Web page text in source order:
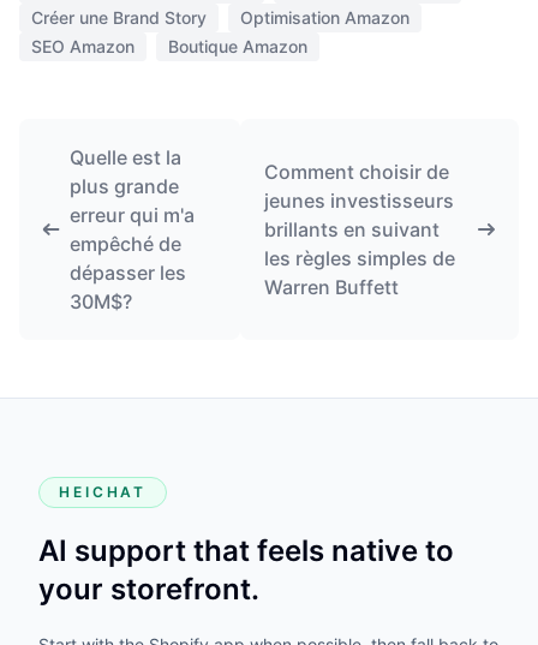
Créer une Brand Story
Optimisation Amazon
SEO Amazon
Boutique Amazon
Quelle est la
plus grande
erreur qui m'a
empêché de
dépasser les
30M$?
Comment choisir de
jeunes investisseurs
brillants en suivant
les règles simples de
Warren Buffett
HEICHAT
AI support that feels native to
your storefront.